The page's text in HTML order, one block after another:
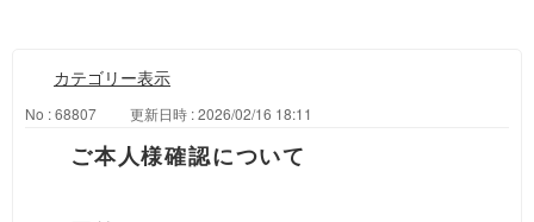
カテゴリー表示
No : 68807 更新日時 : 2026/02/16 18:11
ご本人様確認について